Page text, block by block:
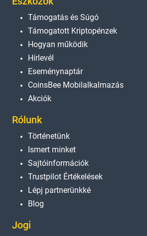
Támogatás és Súgó
Támogatott Kriptopénzek
Hogyan működik
Hírlevél
Eseménynaptár
CoinsBee Mobilalkalmazás
Akciók
Rólunk
Történetünk
Ismert minket
Sajtóinformációk
Trustpilot Értékelések
Lépj partnerünkké
Blog
Jogi